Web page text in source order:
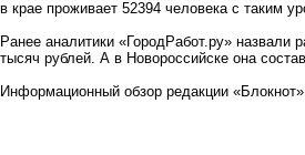
в крае проживает 52394 человека с таким
Ранее аналитики «ГородРабот.ру»
тысяч рублей. А в Новороссийске она
Информационный обзор редакции «Блокнот»